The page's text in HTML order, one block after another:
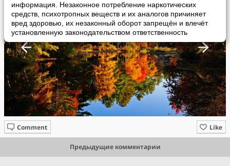
информация. Незаконное потребление наркотических
средств, психотропных веществ и их аналогов причиняет
вред здоровью, их незаконный оборот запрещён и влечёт
установленную законодательством ответственность
Like
Comment
Предыдущие комментарии